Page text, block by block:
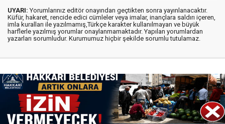
UYARI: Yorumlarınız editör onayından geçtikten sonra yayınlanacaktır.
Küfür, hakaret, rencide edici cümleler veya imalar, inançlara saldırı içeren,
imla kuralları ile yazılmamış,Türkçe karakter kullanılmayan ve büyük
harflerle yazılmış yorumlar onaylanmamaktadır. Yapılan yorumlardan
yazarları sorumludur. Kurumumuz hiçbir şekilde sorumlu tutulamaz.